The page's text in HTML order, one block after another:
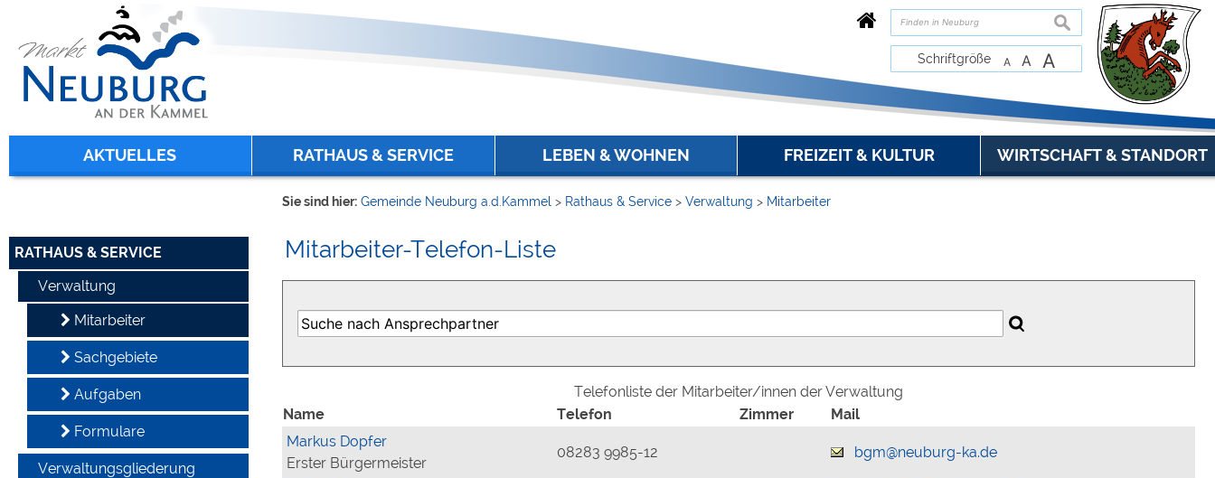
zur Navigation oder zur Startseitespringen.
suchen
Schriftgröße A A A
AKTUELLES RATHAUS & SERVICE LEBEN & WOHNEN FREIZEIT & KULTUR WIRTSCHAFT & STANDORT
RATHAUS & SERVICE
Verwaltung
Mitarbeiter
Sachgebiete
Aufgaben
Formulare
Verwaltungsgliederung
Sie sind hier: Gemeinde Neuburg a.d.Kammel > Rathaus & Service > Verwaltung > Mitarbeiter
Mitarbeiter-Telefon-Liste
Telefonliste der Mitarbeiter/innen der Verwaltung
Name
Telefon Zimmer
Mail
Markus Dopfer
Erster Bürgermeister
08283 9985-12 bgm@neuburg-ka.de